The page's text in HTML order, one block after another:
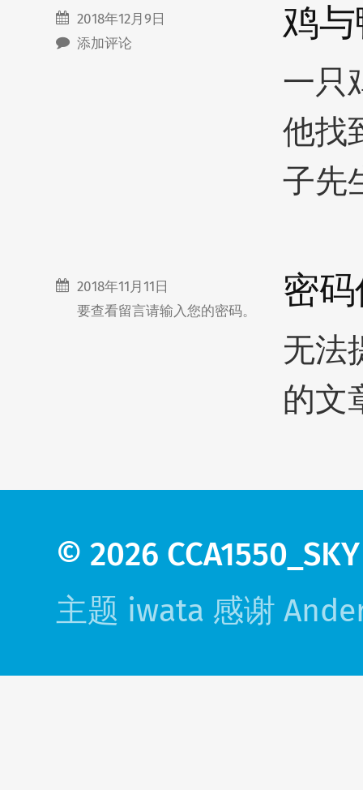
鸡
2018年12月9日
添加评论
一只
他找
子先
密
2018年11月11日
要查看留言请输入您的密码。
无法
的文
© 2026 CCA1550_SKY
主题 iwata 感谢